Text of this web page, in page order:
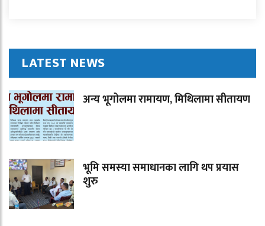
LATEST NEWS
अन्य भूगोलमा रामायण, मिथिलामा सीतायण
भूमि समस्या समाधानका लागि थप प्रयास
शुरु